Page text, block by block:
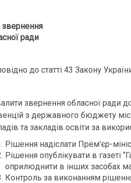
ради
до статті 43 Закону
звернення обласної ради
з державного бюджету
та закладів освіти за
Рішення надіслати Прем’єр-
Рішення опублікувати в газеті
оприлюднити в інших засобах
Контроль за виконанням